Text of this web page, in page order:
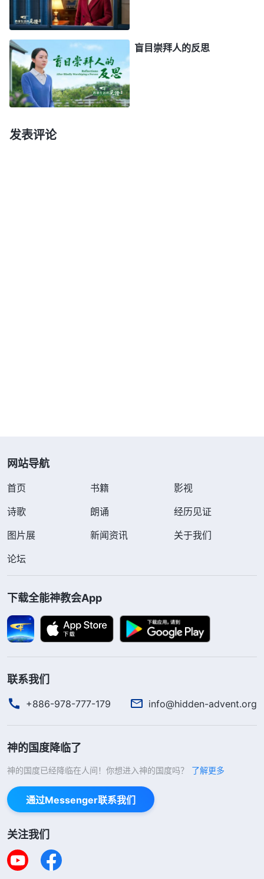
做人做事，给人带来的是捆绑和束缚。从小身边的人
都说我反应慢、嘴笨，我爸也经常给我讲笨鸟先飞的
故事，渐渐地我也觉得自己天生就比别人笨，所以我
常常沉默寡言，哪怕是一些我能做到的事情也不敢主
动去做。本来弟兄姊妹在一起聚会交通对神话语的领
受认识是正面事物，但是我总觉得自己不善言谈，怕
候对神的话有些亮光和认识也不敢交通。其实，尽本
就觉得自己唱歌难听，就不敢在人前唱歌了。因为那
些世人，那些浑人、庸人对你不准确的评价、论断，
限制了你人性该有的权利，压制住了你的才干，导致
你连首歌都不敢唱，只有在没人的时候，或者你独自
压制得太苦了，不是一个人的时候都不敢唱歌，只有
光，那是多么美好、多么自由释放的时光啊！是不是
这样？因着人对你造成的这个伤害，让你对自己到底
会什么，自己擅长什么、不擅长什么都不知道、都看
不清楚了。这种情况就得根据神的话正确地评价、衡
量自己，对自己学会的、自己的长处应该确定下来，
自己能做的就该做到，自己做不到的，自己的缺点、
的问题看不明白、认识不透，就让身边的明白人评价
一下，不管他说的是否准确，起码给你提供了参考，
使你对自己有一个基本的判断、定性，就能够解决自
卑这种负面情绪的实质问题了，就能逐步地从自卑这
种负面的情绪里走出来。对自卑这种情绪，人如果能
分辨、能觉醒，能够寻求真理，是容易解决的。
《话・卷六 关于追求真理・怎样追求真理（一）》
盲目崇拜人的反思
发表评论
网站导航
首页 书籍
影视
诗歌
朗诵
经历见证
图片展
新闻资讯
关于我们
论坛
下载全能神教会App
联系我们
+886-978-777-179 info@hidden-advent.org
神的国度降临了
神的国度已经降临在人间！你想进入神的国度吗？ 了解更多
通过Messenger联系我们
关注我们